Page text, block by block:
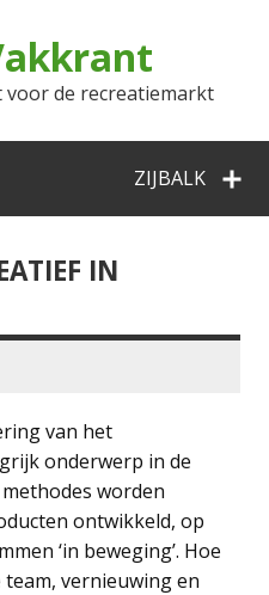
de recreatiemarkt
ZIJBALK
IN
van het
onderwerp in de
worden
ontwikkeld, op
‘in beweging’. Hoe
vernieuwing en